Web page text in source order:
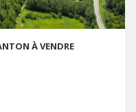
À VENDRE